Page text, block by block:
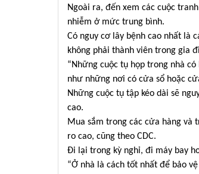
Ngoài ra, đến xem các cuộc
nhiễm ở mức trung bình.
Có nguy cơ lây bệnh cao nhất là
không phải thành viên trong gia
“Những cuộc tụ họp trong nhà
như những nơi có cửa sổ hoặc
Những cuộc tụ tập kéo dài sẽ
cao.
Mua sắm trong các cửa hàng và
ro cao, cũng theo CDC.
Đi lại trong kỳ nghỉ, đi máy bay
“Ở nhà là cách tốt nhất để bảo